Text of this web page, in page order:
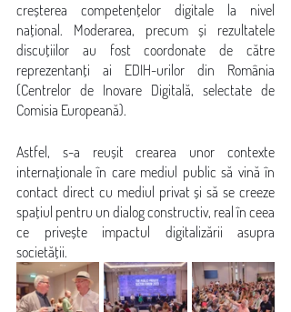
creșterea competențelor digitale la nivel
național. Moderarea, precum și rezultatele
discuțiilor au fost coordonate de către
reprezentanți ai EDIH-urilor din România
(Centrelor de Inovare Digitală, selectate de
Comisia Europeană).
Astfel, s-a reușit crearea unor contexte
internaționale în care mediul public să vină în
contact direct cu mediul privat și să se creeze
spațiul pentru un dialog constructiv, real în ceea
ce privește impactul digitalizării asupra
societății.